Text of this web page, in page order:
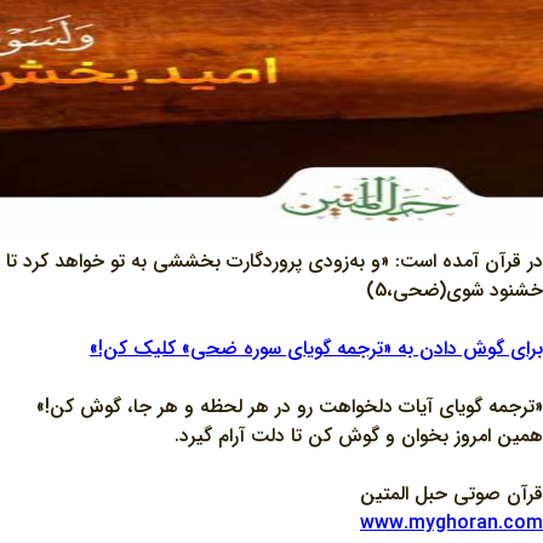
در قرآن آمده است: «و به‌زودى پروردگارت بخششی به تو خواهد کرد تا
خشنود شوی(ضحی،5)
برای گوش دادن به «ترجمه گویای سوره ضحی» کلیک کن!»
«ترجمه گویای آیات دلخواهت رو در هر لحظه و هر جا، گوش کن!»
همین امروز بخوان و گوش کن تا دلت آرام گیرد.
قرآن صوتی حبل المتین
www.myghoran.com